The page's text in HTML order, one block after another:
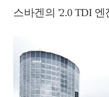
스바겐의 '2.0 TDI